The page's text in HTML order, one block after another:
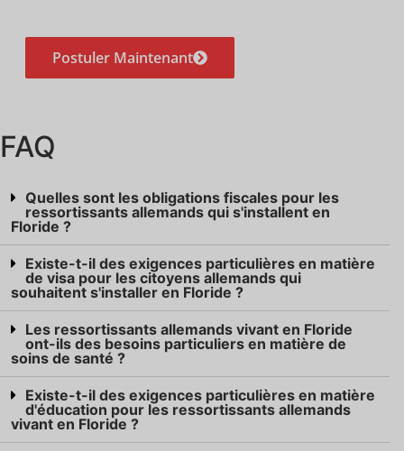
Postuler Maintenant
FAQ
Quelles sont les obligations fiscales pour les
ressortissants allemands qui s'installent en
Floride ?
Existe-t-il des exigences particulières en matière
de visa pour les citoyens allemands qui
souhaitent s'installer en Floride ?
Les ressortissants allemands vivant en Floride
ont-ils des besoins particuliers en matière de
soins de santé ?
Existe-t-il des exigences particulières en matière
d'éducation pour les ressortissants allemands
vivant en Floride ?